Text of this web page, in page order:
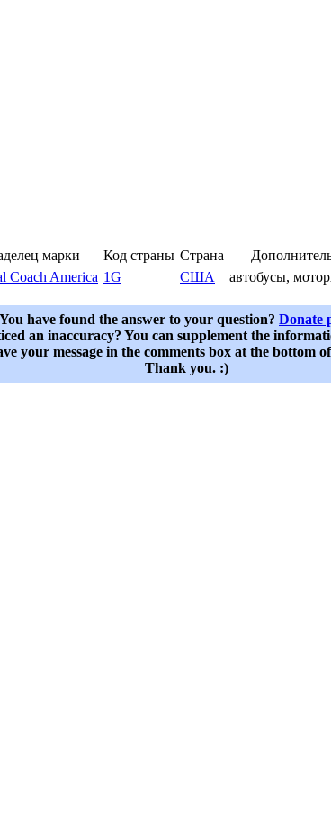
марки Код страны Страна
Coach America 1G США автобусы,
You have found the answer to your question? Donate
an inaccuracy? You can supplement the
your message in the comments box at the bottom
Thank you. :)